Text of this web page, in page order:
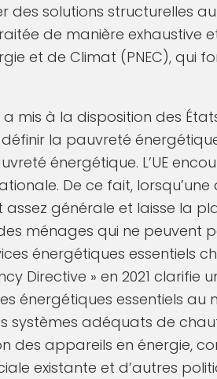
des solutions structurelles
de manière exhaustive
et de Climat (PNEC), qui
a mis à la disposition des
la pauvreté
énergétique. L’UE
De ce fait, lorsqu’une
générale et laisse la
ménages qui ne peuvent
énergétiques essentiels
Directive » en 2021 clarifie
énergétiques essentiels au
systèmes adéquats de
des appareils en énergie,
existante et d’autres